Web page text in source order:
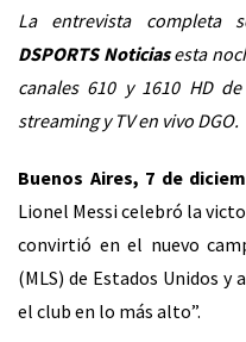
La entrevista completa
DSPORTS Noticiasesta
canales 610 y 1610 HD
streaming y TV en vivo DGO.
Buenos Aires, 7 de
Lionel Messi celebró la
convirtió en el nuevo
(MLS) de Estados Unidos y
el club en lo más alto”.